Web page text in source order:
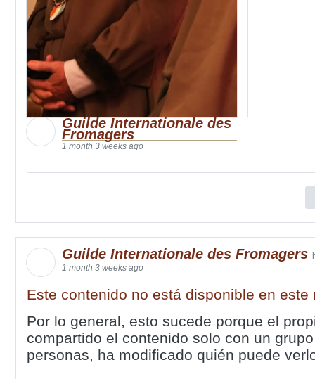
Guilde Internationale des
Fromagers
1 month 3 weeks ago
Guilde Internationale des Fromagers
1 month 3 weeks ago
Este contenido no está disponible en este
Por lo general, esto sucede porque el
compartido el contenido solo con un
personas, ha modificado quién puede